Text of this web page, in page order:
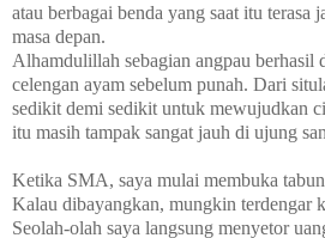
atau berbagai benda yang saat itu terasa
masa depan.
Alhamdulillah sebagian angpau berhasil
celengan ayam sebelum punah. Dari
sedikit demi sedikit untuk mewujudkan
itu masih tampak sangat jauh di ujung
Ketika SMA, saya mulai membuka
Kalau dibayangkan, mungkin terdengar
Seolah-olah saya langsung menyetor